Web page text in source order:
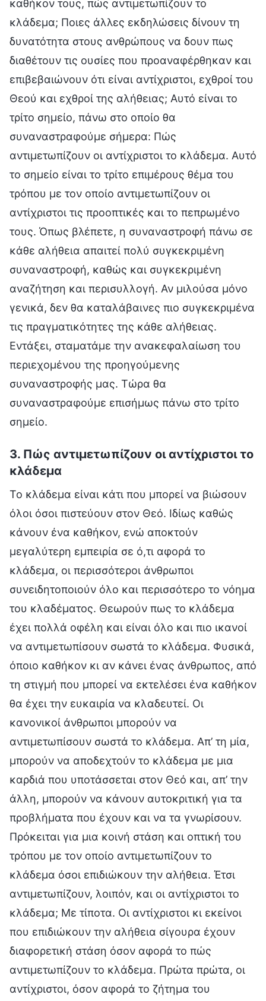
καθήκον τους, πώς αντιμετωπίζουν το
κλάδεμα; Ποιες άλλες εκδηλώσεις δίνουν τη
δυνατότητα στους ανθρώπους να δουν πως
διαθέτουν τις ουσίες που προαναφέρθηκαν και
επιβεβαιώνουν ότι είναι αντίχριστοι, εχθροί του
Θεού και εχθροί της αλήθειας; Αυτό είναι το
τρίτο σημείο, πάνω στο οποίο θα
συναναστραφούμε σήμερα: Πώς
αντιμετωπίζουν οι αντίχριστοι το κλάδεμα. Αυτό
το σημείο είναι το τρίτο επιμέρους θέμα του
τρόπου με τον οποίο αντιμετωπίζουν οι
αντίχριστοι τις προοπτικές και το πεπρωμένο
τους. Όπως βλέπετε, η συναναστροφή πάνω σε
κάθε αλήθεια απαιτεί πολύ συγκεκριμένη
συναναστροφή, καθώς και συγκεκριμένη
αναζήτηση και περισυλλογή. Αν μιλούσα μόνο
γενικά, δεν θα καταλάβαινες πιο συγκεκριμένα
τις πραγματικότητες της κάθε αλήθειας.
Εντάξει, σταματάμε την ανακεφαλαίωση του
περιεχομένου της προηγούμενης
συναναστροφής μας. Τώρα θα
συναναστραφούμε επισήμως πάνω στο τρίτο
σημείο.
3. Πώς αντιμετωπίζουν οι αντίχριστοι το
κλάδεμα
Το κλάδεμα είναι κάτι που μπορεί να βιώσουν
όλοι όσοι πιστεύουν στον Θεό. Ιδίως καθώς
κάνουν ένα καθήκον, ενώ αποκτούν
μεγαλύτερη εμπειρία σε ό,τι αφορά το
κλάδεμα, οι περισσότεροι άνθρωποι
συνειδητοποιούν όλο και περισσότερο το νόημα
του κλαδέματος. Θεωρούν πως το κλάδεμα
έχει πολλά οφέλη και είναι όλο και πιο ικανοί
να αντιμετωπίσουν σωστά το κλάδεμα. Φυσικά,
όποιο καθήκον κι αν κάνει ένας άνθρωπος, από
τη στιγμή που μπορεί να εκτελέσει ένα καθήκον
θα έχει την ευκαιρία να κλαδευτεί. Οι
κανονικοί άνθρωποι μπορούν να
αντιμετωπίσουν σωστά το κλάδεμα. Απ’ τη μία,
μπορούν να αποδεχτούν το κλάδεμα με μια
καρδιά που υποτάσσεται στον Θεό και, απ’ την
άλλη, μπορούν να κάνουν αυτοκριτική για τα
προβλήματα που έχουν και να τα γνωρίσουν.
Πρόκειται για μια κοινή στάση και οπτική του
τρόπου με τον οποίο αντιμετωπίζουν το
κλάδεμα όσοι επιδιώκουν την αλήθεια. Έτσι
αντιμετωπίζουν, λοιπόν, και οι αντίχριστοι το
κλάδεμα; Με τίποτα. Οι αντίχριστοι κι εκείνοι
που επιδιώκουν την αλήθεια σίγουρα έχουν
διαφορετική στάση όσον αφορά το πώς
αντιμετωπίζουν το κλάδεμα. Πρώτα πρώτα, οι
αντίχριστοι, όσον αφορά το ζήτημα του